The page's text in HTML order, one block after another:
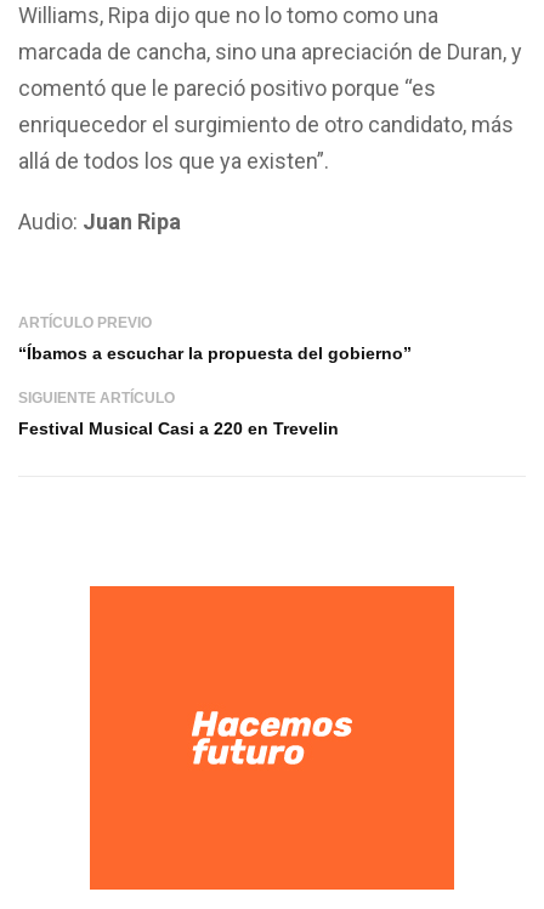
Williams, Ripa dijo que no lo tomo como una
marcada de cancha, sino una apreciación de Duran, y
comentó que le pareció positivo porque “es
enriquecedor el surgimiento de otro candidato, más
allá de todos los que ya existen”.
Audio: Juan Ripa
ARTÍCULO PREVIO
“Íbamos a escuchar la propuesta del gobierno”
SIGUIENTE ARTÍCULO
Festival Musical Casi a 220 en Trevelin